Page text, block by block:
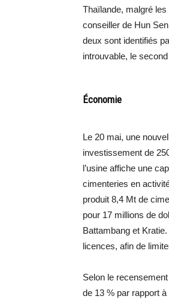
Thaïlande, malgré
conseiller de Hun
deux sont identifiés
introuvable, le
Économie
Le 20 mai, une
investissement de
l’usine affiche une
cimenteries en
produit 8,4 Mt de
pour 17 millions de
Battambang et
licences, afin de
Selon le
de 13 % par rapport